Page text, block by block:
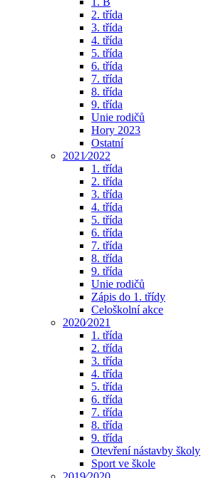
2. třída
3. třída
4. třída
5. třída
6. třída
7. třída
8. třída
9. třída
Unie rodičů
Hory 2023
Ostatní
2021⁄2022
1. třída
2. třída
3. třída
4. třída
5. třída
6. třída
7. třída
8. třída
9. třída
Unie rodičů
Zápis do 1. třídy
Celoškolní akce
2020⁄2021
1. třída
2. třída
3. třída
4. třída
5. třída
6. třída
7. třída
8. třída
9. třída
Otevření nástavby školy
Sport ve škole